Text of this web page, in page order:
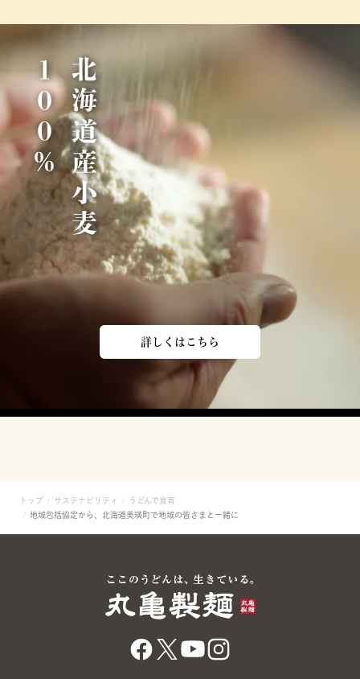
北
海
道
産
小
麦
1
0
0
％
詳しくはこちら
トップ サステナビリティ
うどんで食育
地域包括協定から、北海道美瑛町で地域の皆さまと一緒に